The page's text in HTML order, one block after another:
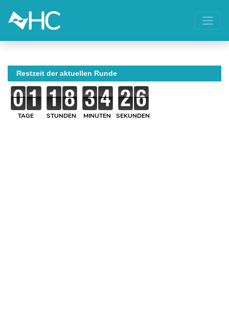
Restzeit der aktuellen Runde
TAGE STUNDEN MINUTEN SEKUNDEN